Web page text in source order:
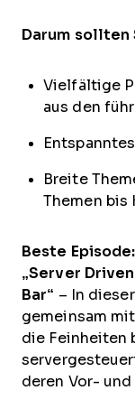
Darum sollten
Vielfältige
aus den
Breite
Themen bis
Beste Episode:
„Server
Bar“ – In
gemeinsam
die Feinheiten
deren Vor-